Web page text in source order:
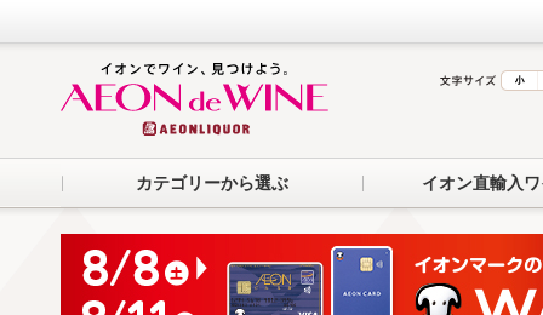
カテゴリーから選ぶ イオン直輸入